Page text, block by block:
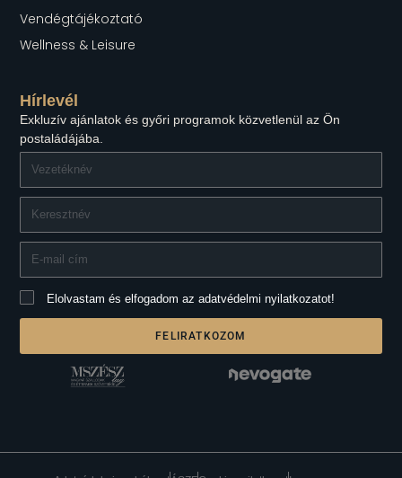
Vendégtájékoztató
Wellness & Leisure
Hírlevél
Exkluzív ajánlatok és győri programok közvetlenül az Ön
postaládájába.
Elolvastam és elfogadom az adatvédelmi nyilatkozatot!
FELIRATKOZOM